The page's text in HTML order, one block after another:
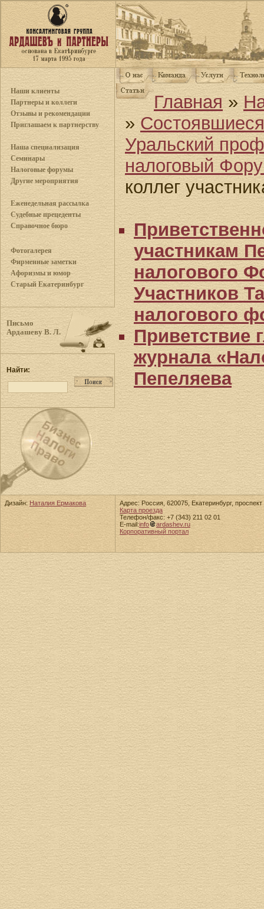
Наши клиенты
Партнеры и коллеги
Отзывы и рекомендации
Приглашаем к партнерству
Наша специализация
Семинары
Налоговые форумы
Другие мероприятия
Еженедельная рассылка
Судебные прецеденты
Справочное бюро
Фотогалерея
Фирменные заметки
Афоризмы и юмор
Старый Екатеринбург
Письмо
Ардашеву В. Л.
Найти:
Главная»
»
Уральский
налоговый
коллег
участникам
налогового
Участников
налогового
Приветствие
журнала
Пепеляева
Дизайн: Наталия Ермакова
Адрес: Россия, 620075, Екатеринбург,
Карта проезда
Телефон/факс: +7 (343) 211 02 01
E-mail:info
ardashev.ru
Корпоративный портал